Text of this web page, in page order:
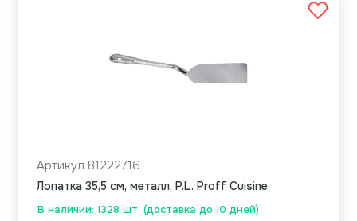
В наличии: 1328 шт. (доставка до 10 дней)
Артикул 81222716
Лопатка 35,5 см, металл, P.L. Proff Cuisine